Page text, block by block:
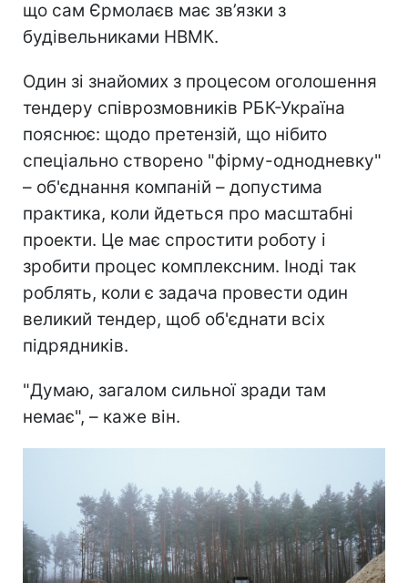
що сам Єрмолаєв має зв’язки з
будівельниками НВМК.
Один зі знайомих з процесом оголошення
тендеру співрозмовників РБК-Україна
пояснює: щодо претензій, що нібито
спеціально створено "фірму-однодневку"
– об'єднання компаній – допустима
практика, коли йдеться про масштабні
проекти. Це має спростити роботу і
зробити процес комплексним. Іноді так
роблять, коли є задача провести один
великий тендер, щоб об'єднати всіх
підрядників.
"Думаю, загалом сильної зради там
немає", – каже він.